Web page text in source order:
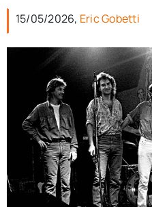
15/05/2026, Eric Gobetti